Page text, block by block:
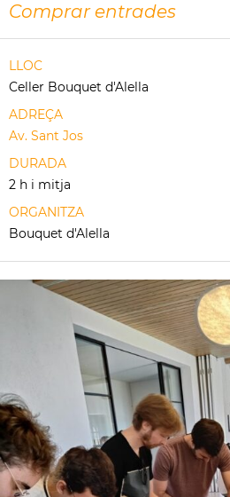
Comprar entrades
LLOC
Celler Bouquet d'Alella
ADREÇA
Av. Sant Jos
DURADA
2 h i mitja
ORGANITZA
Bouquet d'Alella